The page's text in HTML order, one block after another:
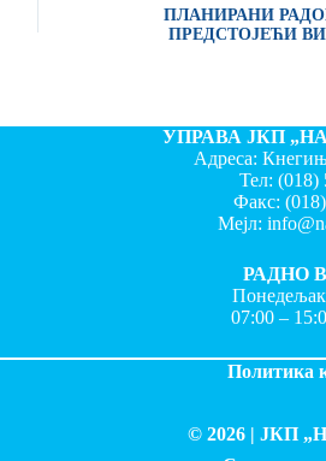
ПЛАНИРАНИ
ПРЕДСТОЈЕЋИ
УПРАВА ЈКП
Адреса:
Тел:(018)
Факс:
Мејл:
РАДНО
07:00 –
Политика
© 2026 |ЈКП